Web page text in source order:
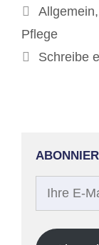
Kategorien
Allgemein,
Pflege
Schreibe
Adresse